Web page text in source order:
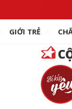
GIỚI TRẺ